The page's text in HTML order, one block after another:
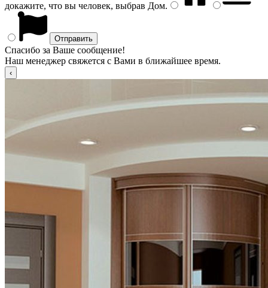
докажите, что вы человек, выбрав Дом.
Спасибо за Ваше сообщение!
Наш менеджер свяжется с Вами в ближайшее время.